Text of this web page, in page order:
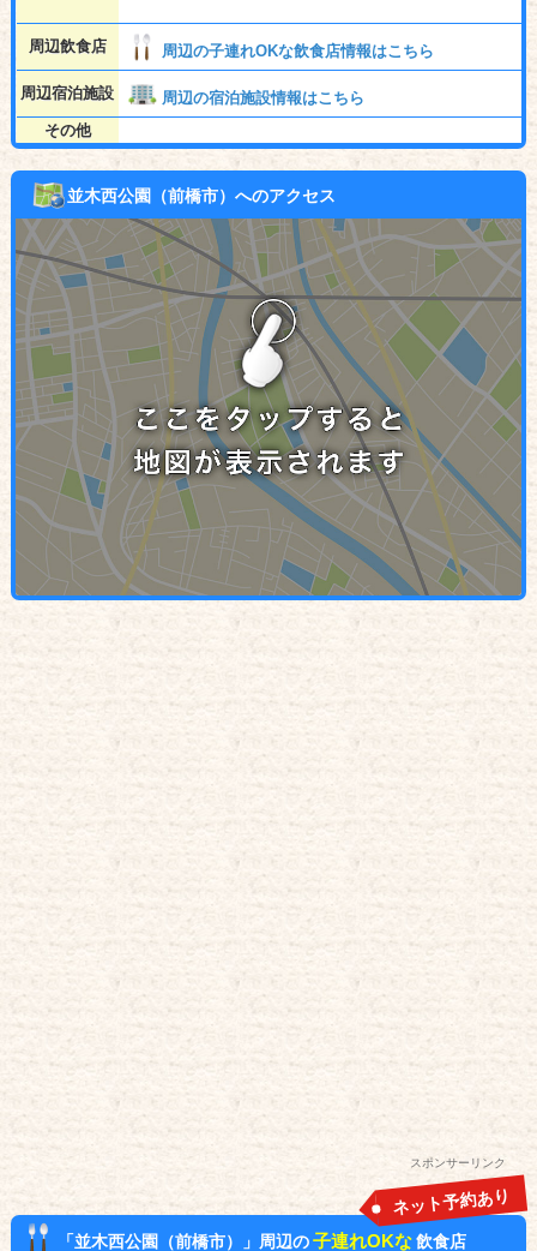
周辺飲食店 周辺の子連れOKな飲食店情報はこちら
周辺宿泊施設
周辺の宿泊施設情報はこちら
その他
並木西公園（前橋市）へのアクセス
スポンサーリンク
「並木西公園（前橋市）」周辺の子連れOKな 飲食店
ネット予約あり